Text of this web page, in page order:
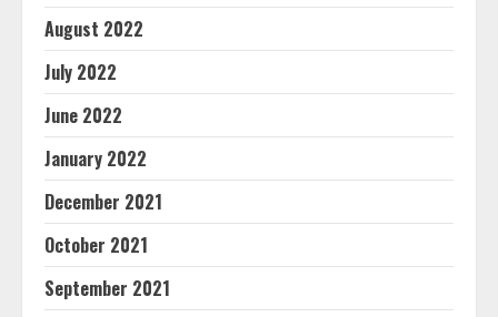
August 2022
July 2022
June 2022
January 2022
December 2021
October 2021
September 2021